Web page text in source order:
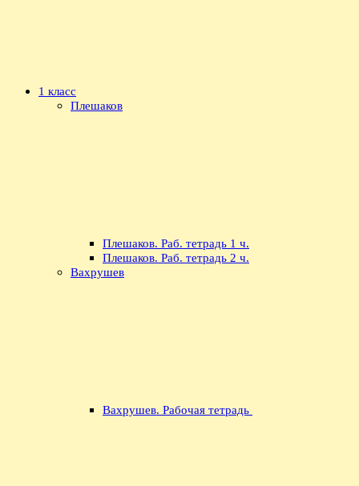
1 класс
Плешаков
Плешаков. Раб. тетрадь 1 ч.
Плешаков. Раб. тетрадь 2 ч.
Вахрушев
Вахрушев. Рабочая тетрадь